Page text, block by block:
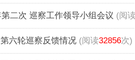
二次 巡察工作领导小组会议 (阅
六轮巡察反馈情况 (阅读32856次)